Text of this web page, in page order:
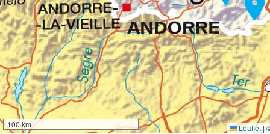
100 km Leaflet |